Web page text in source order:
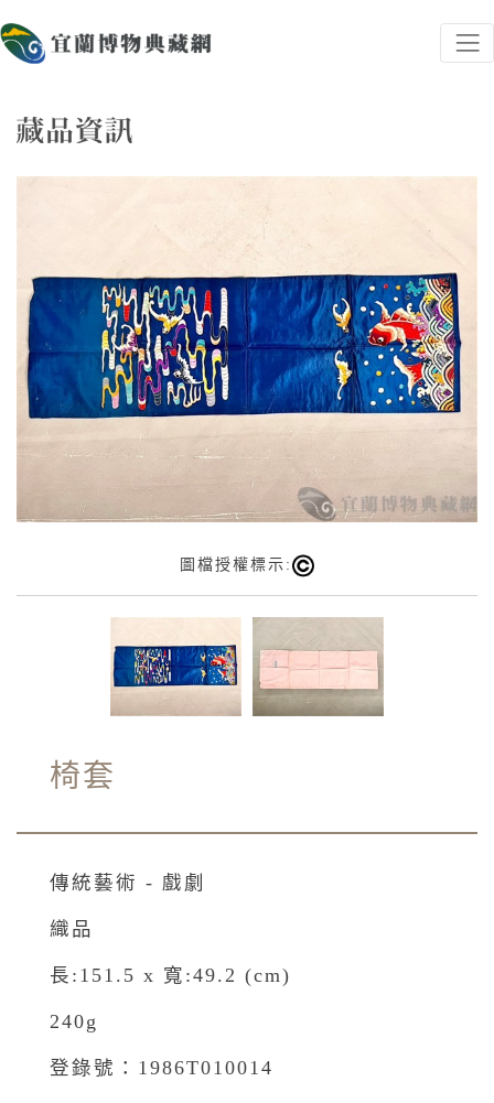
宜蘭博物典藏網
網頁導覽
圖檔授權標示:
椅套
傳統藝術 - 戲劇
織品
長:151.5 x 寬:49.2 (cm)
240g
登錄號：1986T010014